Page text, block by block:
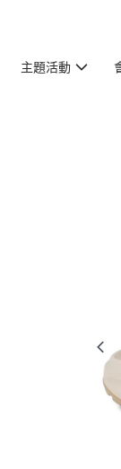
主題活動